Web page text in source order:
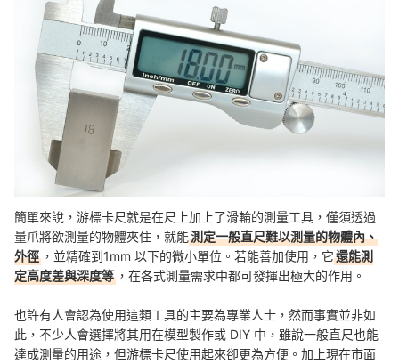
Q：高價的游標卡尺會比較精準嗎？
Q：游標卡尺適合帶出門使用嗎？
總結
簡單來說，游標卡尺就是在尺上加上了滑輪的測量工具，僅須透過
量爪將欲測量的物體夾住，就能測定一般直尺難以測量的物體內、
外徑 ，並精確到1mm 以下的微小單位。若能善加使用，它還能測
定高度差與深度等 ，在各式測量需求中都可發揮出極大的作用。
也許有人會認為使用這類工具的主要為專業人士，然而事實並非如
此，不少人會選擇將其用在模型製作或 DIY 中，雖說一般直尺也能
達成測量的用途，但游標卡尺使用起來卻更為方便。加上現在市面